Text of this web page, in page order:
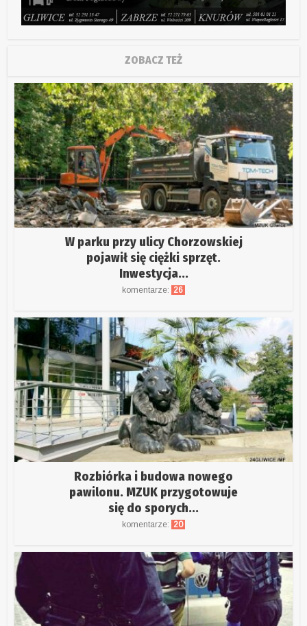
ZOBACZ TEŻ
W parku przy ulicy Chorzowskiej
pojawił się ciężki sprzęt.
Inwestycja...
komentarze: 26
Rozbiórka i budowa nowego
pawilonu. MZUK przygotowuje
się do sporych...
komentarze: 20